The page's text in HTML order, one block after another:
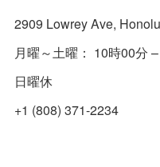
2909 Lowrey Ave,
月曜～土曜： 10時00分
日曜休
+1 (808) 371-2234